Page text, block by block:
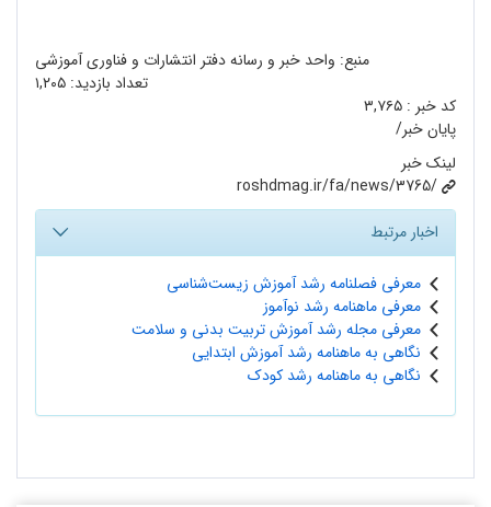
منبع: واحد خبر و رسانه دفتر انتشارات و فناوری آموزشی
تعداد بازدید: ۱,۲۰۵
کد خبر : ۳,۷۶۵
پایان خبر/
لینک خبر
roshdmag.ir/fa/news/3765/
اخبار مرتبط
معرفی فصلنامه رشد آموزش زیست‌شناسی
معرفی ماهنامه رشد نوآموز
معرفی مجله رشد آموزش تربیت بدنی و سلامت
نگاهی به ماهنامه رشد آموزش ابتدایی
نگاهی به ماهنامه رشد کودک